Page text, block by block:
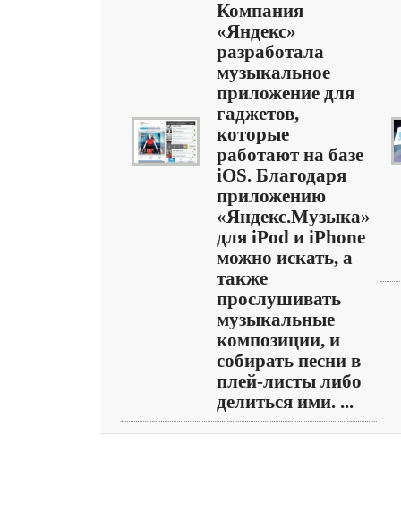
Компания
«Яндекс»
разработала
музыкальное
приложение для
гаджетов,
которые
работают на базе
iOS. Благодаря
приложению
«Яндекс.Музыка»
для iPod и iPhone
можно искать, а
также
прослушивать
музыкальные
композиции, и
собирать песни в
плей-листы либо
делиться ими. ...